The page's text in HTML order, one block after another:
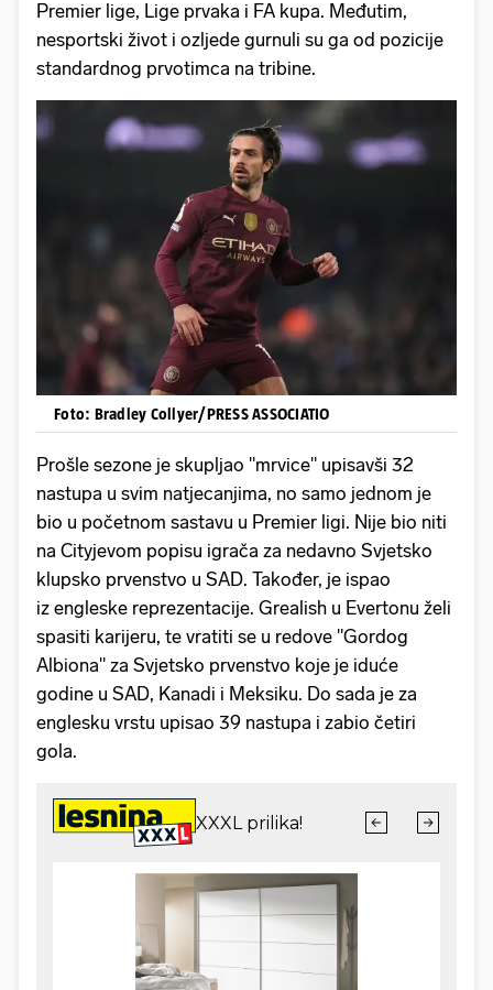
Premier lige, Lige prvaka i FA kupa. Međutim,
nesportski život i ozljede gurnuli su ga od pozicije
standardnog prvotimca na tribine.
Foto: Bradley Collyer/PRESS ASSOCIATIO
Prošle sezone je skupljao "mrvice" upisavši 32
nastupa u svim natjecanjima, no samo jednom je
bio u početnom sastavu u Premier ligi. Nije bio niti
na Cityjevom popisu igrača za nedavno Svjetsko
klupsko prvenstvo u SAD. Također, je ispao
iz engleske reprezentacije. Grealish u Evertonu želi
spasiti karijeru, te vratiti se u redove "Gordog
Albiona" za Svjetsko prvenstvo koje je iduće
godine u SAD, Kanadi i Meksiku. Do sada je za
englesku vrstu upisao 39 nastupa i zabio četiri
gola.